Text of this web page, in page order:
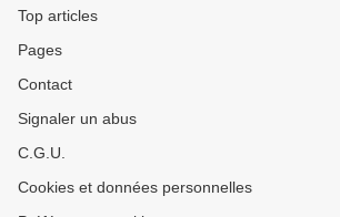
Top articles
Pages
Contact
Signaler un abus
C.G.U.
Cookies et données personnelles